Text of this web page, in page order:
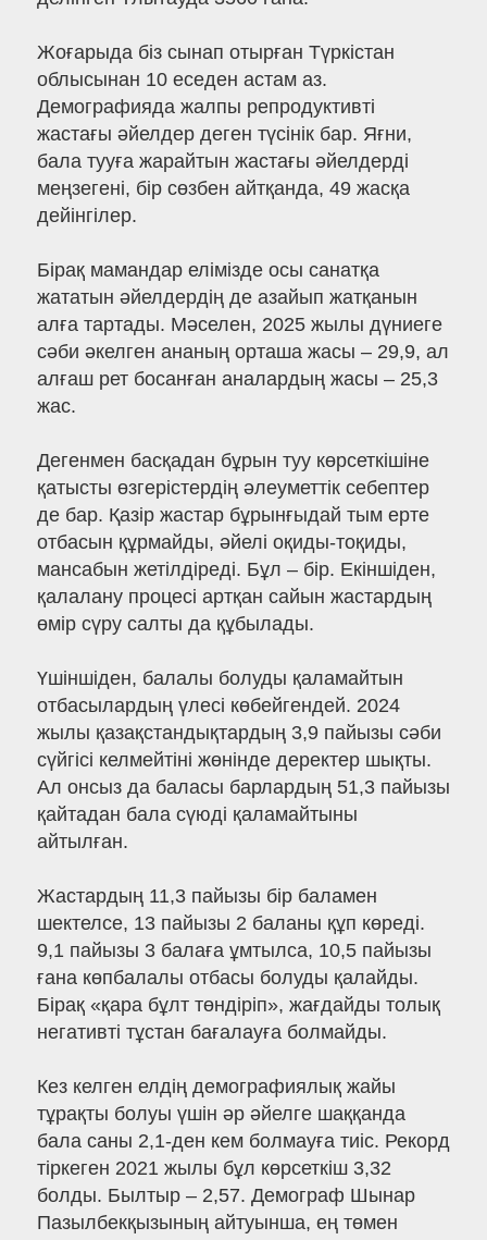
Жоғарыда біз сынап отырған Түркістан
облысынан 10 еседен астам аз.
Демографияда жалпы репродуктивті
жастағы әйелдер деген түсінік бар. Яғни,
бала тууға жарайтын жастағы әйелдерді
меңзегені, бір сөзбен айтқанда, 49 жасқа
дейінгілер.
Бірақ мамандар елімізде осы санатқа
жататын әйелдердің де азайып жатқанын
алға тартады. Мәселен, 2025 жылы дүниеге
сәби әкелген ананың орташа жасы – 29,9, ал
алғаш рет босанған аналардың жасы – 25,3
жас.
Дегенмен басқадан бұрын туу көрсеткішіне
қатысты өзгерістердің әлеуметтік себептер
де бар. Қазір жастар бұрынғыдай тым ерте
отбасын құрмайды, әйелі оқиды-тоқиды,
мансабын жетілдіреді. Бұл – бір. Екіншіден,
қалалану процесі артқан сайын жастардың
өмір сүру салты да құбылады.
Үшіншіден, балалы болуды қаламайтын
отбасылардың үлесі көбейгендей. 2024
жылы қазақстандықтардың 3,9 пайызы сәби
сүйгісі келмейтіні жөнінде деректер шықты.
Ал онсыз да баласы барлардың 51,3 пайызы
қайтадан бала сүюді қаламайтыны
айтылған.
Жастардың 11,3 пайызы бір баламен
шектелсе, 13 пайызы 2 баланы құп көреді.
9,1 пайызы 3 балаға ұмтылса, 10,5 пайызы
ғана көпбалалы отбасы болуды қалайды.
Бірақ «қара бұлт төндіріп», жағдайды толық
негативті тұстан бағалауға болмайды.
Кез келген елдің демографиялық жайы
тұрақты болуы үшін әр әйелге шаққанда
бала саны 2,1-ден кем болмауға тиіс. Рекорд
тіркеген 2021 жылы бұл көрсеткіш 3,32
болды. Былтыр – 2,57. Демограф Шынар
Пазылбекқызының айтуынша, ең төмен